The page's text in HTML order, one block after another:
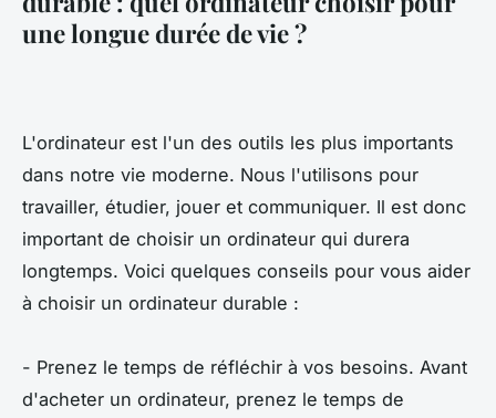
une longue durée de vie ?
L'ordinateur est l'un des outils les plus importants
dans notre vie moderne. Nous l'utilisons pour
travailler, étudier, jouer et communiquer. Il est donc
important de choisir un ordinateur qui durera
longtemps. Voici quelques conseils pour vous aider
à choisir un ordinateur durable :
- Prenez le temps de réfléchir à vos besoins. Avant
d'acheter un ordinateur, prenez le temps de